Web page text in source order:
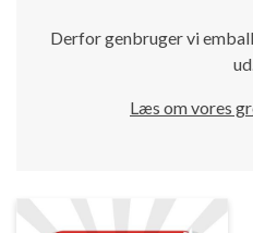
Derfor genbruger vi
Læs om vores